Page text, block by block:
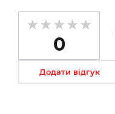
0
Додати відгук